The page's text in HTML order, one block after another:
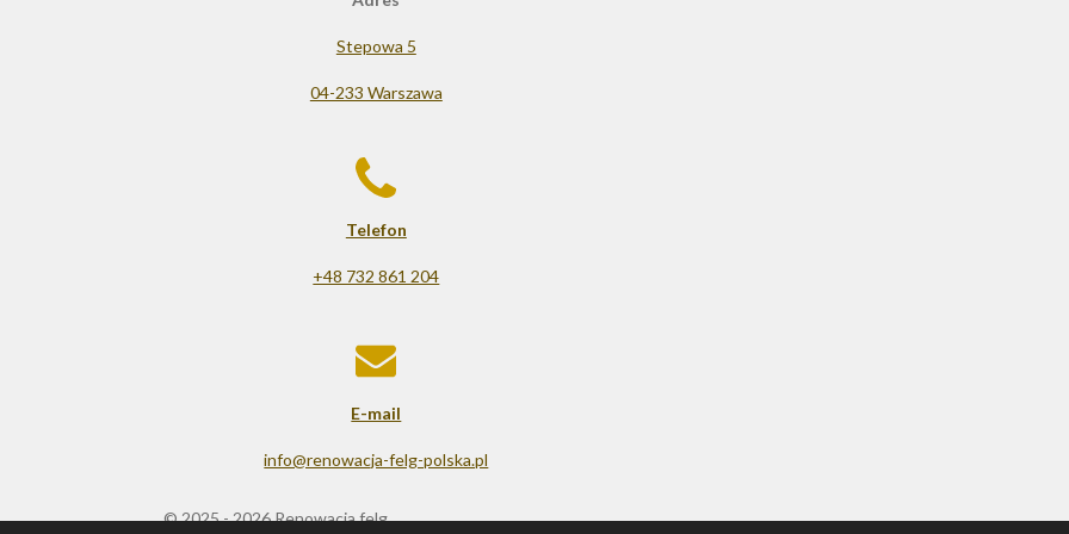
Stepowa 5
04-233 Warszawa
Telefon
+48 732 861 204
E-mail
info@renowacja-felg-polska.pl
© 2025 - 2026 Renowacja felg